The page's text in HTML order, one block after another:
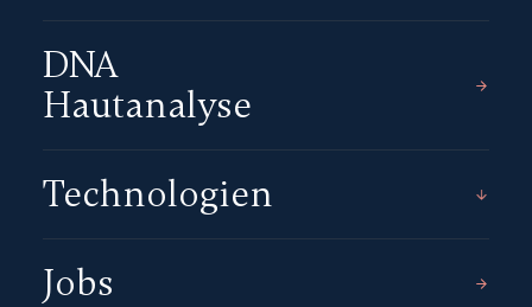
DNA
Hautanalyse
Technologien
Jobs